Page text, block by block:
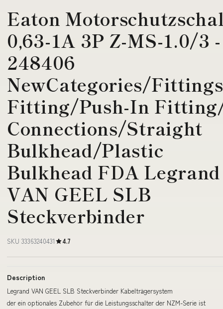
Eaton
0,63-1A 3P Z-MS-1.0/3 -
248406
NewCategories/
Fitting/Push-In
Connections/Straight
Bulkhead/Plastic
Bulkhead FDA Legrand
VAN GEEL SLB
Steckverbinder
SKU 33363240431 4.7
Description
Legrand VAN GEEL SLB Steckverbinder Kabelträgersystem
der ein optionales Zubehör für die Leistungsschalter der NZM-Serie ist